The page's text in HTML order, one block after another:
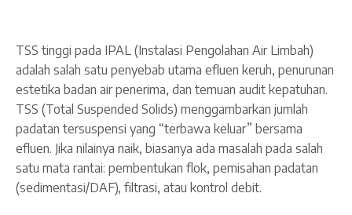
TSS tinggi pada IPAL (Instalasi Pengolahan Air Limbah)
adalah salah satu penyebab utama efluen keruh, penurunan
estetika badan air penerima, dan temuan audit kepatuhan.
TSS (Total Suspended Solids) menggambarkan jumlah
padatan tersuspensi yang “terbawa keluar” bersama
efluen. Jika nilainya naik, biasanya ada masalah pada salah
satu mata rantai: pembentukan flok, pemisahan padatan
(sedimentasi/DAF), filtrasi, atau kontrol debit.